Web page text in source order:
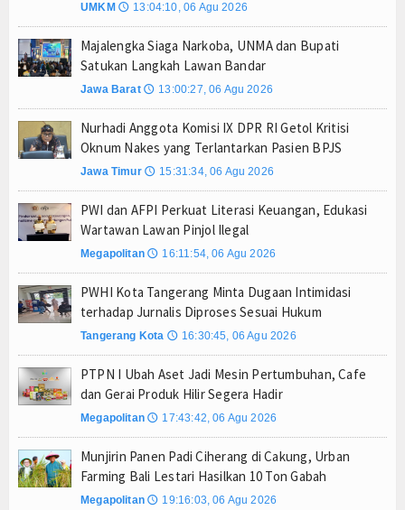
UMKM 🕔 13:04:10, 06 Agu 2026
Majalengka Siaga Narkoba, UNMA dan Bupati
Satukan Langkah Lawan Bandar
Jawa Barat 🕔 13:00:27, 06 Agu 2026
Nurhadi Anggota Komisi IX DPR RI Getol Kritisi
Oknum Nakes yang Terlantarkan Pasien BPJS
Jawa Timur 🕔 15:31:34, 06 Agu 2026
PWI dan AFPI Perkuat Literasi Keuangan, Edukasi
Wartawan Lawan Pinjol Ilegal
Megapolitan 🕔 16:11:54, 06 Agu 2026
PWHI Kota Tangerang Minta Dugaan Intimidasi
terhadap Jurnalis Diproses Sesuai Hukum
Tangerang Kota 🕔 16:30:45, 06 Agu 2026
PTPN I Ubah Aset Jadi Mesin Pertumbuhan, Cafe
dan Gerai Produk Hilir Segera Hadir
Megapolitan 🕔 17:43:42, 06 Agu 2026
Munjirin Panen Padi Ciherang di Cakung, Urban
Farming Bali Lestari Hasilkan 10 Ton Gabah
Megapolitan 🕔 19:16:03, 06 Agu 2026